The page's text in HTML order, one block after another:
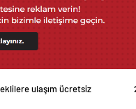
ulaşım ücretsiz